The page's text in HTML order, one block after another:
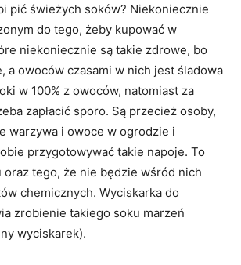
pić świeżych soków? Niekoniecznie
do tego, żeby kupować w
niekoniecznie są takie zdrowe, bo
a owoców czasami w nich jest śladowa
w 100% z owoców, natomiast za
zapłacić sporo. Są przecież osoby,
warzywa i owoce w ogrodzie i
przygotowywać takie napoje. To
oraz tego, że nie będzie wśród nich
chemicznych. Wyciskarka do
zrobienie takiego soku marzeń
wyciskarek).